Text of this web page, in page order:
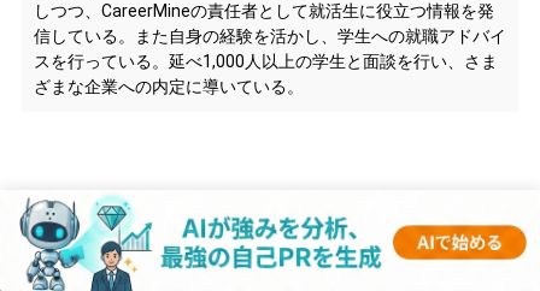
しつつ、CareerMineの責任者として就活生に役立つ情報を発
信している。また自身の経験を活かし、学生への就職アドバイ
スを行っている。延べ1,000人以上の学生と面談を行い、さま
ざまな企業への内定に導いている。